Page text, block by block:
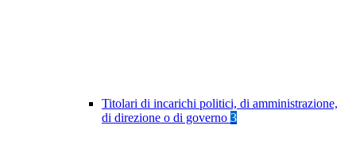
Titolari di incarichi politici, di amministrazione,
di direzione o di governo 3